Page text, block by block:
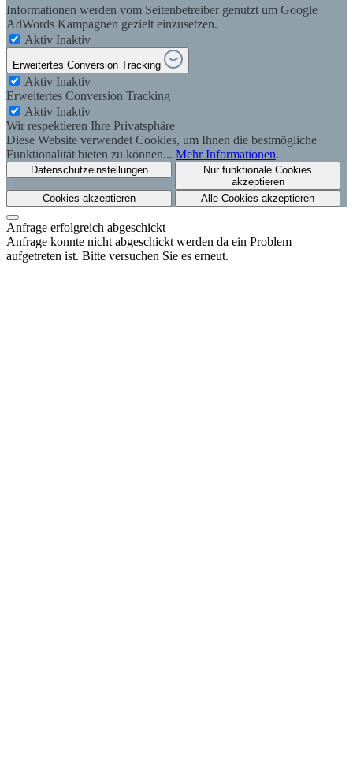
Informationen werden vom Seitenbetreiber genutzt um Google
AdWords Kampagnen gezielt einzusetzen.
Aktiv Inaktiv
Erweitertes Conversion Tracking
Aktiv Inaktiv
Erweitertes Conversion Tracking
Aktiv Inaktiv
Wir respektieren Ihre Privatsphäre
Diese Website verwendet Cookies, um Ihnen die bestmögliche
Funktionalität bieten zu können... Mehr Informationen.
Datenschutzeinstellungen
Nur funktionale Cookies
akzeptieren
Cookies akzeptieren
Alle Cookies akzeptieren
Anfrage erfolgreich abgeschickt
Anfrage konnte nicht abgeschickt werden da ein Problem
aufgetreten ist. Bitte versuchen Sie es erneut.